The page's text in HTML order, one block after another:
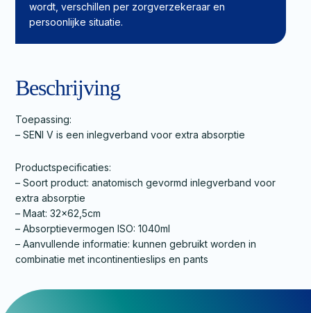
wordt, verschillen per zorgverzekeraar en
persoonlijke situatie.
Beschrijving
Toepassing:
– SENI V is een inlegverband voor extra absorptie
Productspecificaties:
– Soort product: anatomisch gevormd inlegverband voor
extra absorptie
– Maat: 32×62,5cm
– Absorptievermogen ISO: 1040ml
– Aanvullende informatie: kunnen gebruikt worden in
combinatie met incontinentieslips en pants